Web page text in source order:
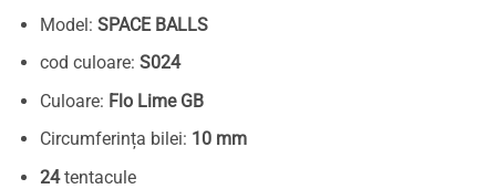
Model: SPACE BALLS
cod culoare: S024
Culoare: Flo Lime GB
Circumferința bilei: 10 mm
24tentacule